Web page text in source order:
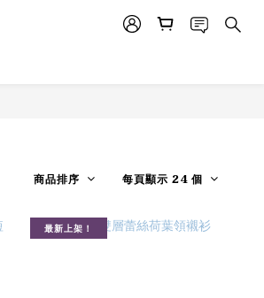
商品排序 每頁顯示 24 個
最新上架！